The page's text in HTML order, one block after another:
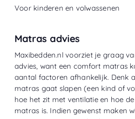
Voor kinderen en volwassenen
Matras advies
Maxibedden.nl voorziet je graag
advies, want een comfort matras
aantal factoren afhankelijk. Denk
matras gaat slapen (een kind of
hoe het zit met ventilatie en hoe
matras is. Indien gewenst maken